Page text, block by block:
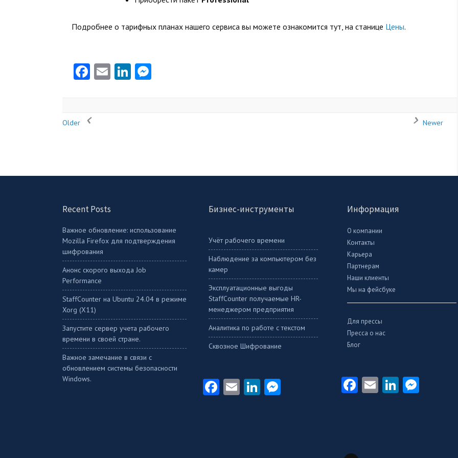
Подробнее о тарифных планах нашего сервиса вы можете ознакомится тут, на станице Цены.
Facebook
EmailLinkedIn
Older Newer
Recent Posts
Важное обновление: использование
Mozilla Firefox для подтверждения
шифрования
Анонс скорого выхода Job
Performance
StaffСounter на Ubuntu 24.04 в режиме
Xorg (X11)
Запустите сервер учета рабочего
времени в своей стране.
Важное замечание в связи с
обновлением системы безопасности
Windows.
Бизнес-инструменты
Учёт рабочего времени
Наблюдение за компьютером без
камер
Эксплуатационные выгоды
StaffCounter получаемые HR-
менеджером предприятия
Аналитика по работе с текстом
Сквозное Шифрование
Facebook
EmailLinkedIn
Messenger
Информация
О компании
Контакты
Карьера
Партнерам
Наши клиенты
Мы на фейсбуке
Для прессы
Пресса о нас
Блог
Facebook
EmailLinkedIn